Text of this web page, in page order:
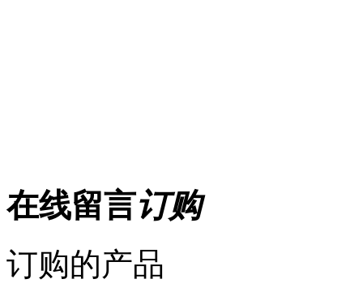
在线留言订购
订购的产品